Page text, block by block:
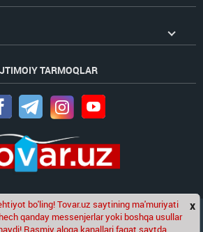
TARMOQLAR
kompaniyasining loyihasi
Chat x
bo'ling! Tovar.uz saytining ma'muriyati
qanday messenjerlar yoki boshqa usullar
Rasmiy aloqa kanallari faqat saytda